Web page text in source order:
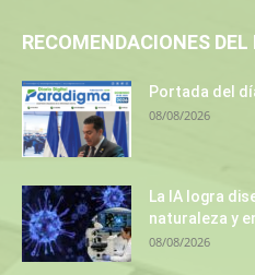
RECOMENDACIONES DEL
Portada del
08/08/2026
La IA logra
naturaleza y
08/08/2026